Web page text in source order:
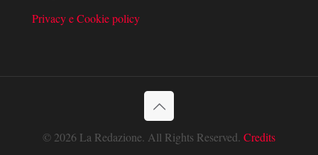
Privacy e Cookie policy
© 2026 La Redazione. All Rights Reserved. Credits